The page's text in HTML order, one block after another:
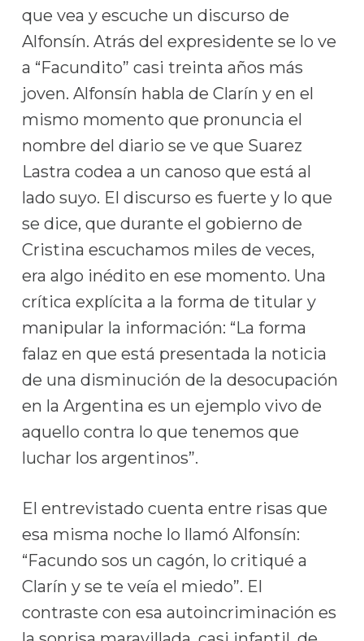
que vea y escuche un discurso de
Alfonsín. Atrás del expresidente se lo ve
a “Facundito” casi treinta años más
joven. Alfonsín habla de Clarín y en el
mismo momento que pronuncia el
nombre del diario se ve que Suarez
Lastra codea a un canoso que está al
lado suyo. El discurso es fuerte y lo que
se dice, que durante el gobierno de
Cristina escuchamos miles de veces,
era algo inédito en ese momento. Una
crítica explícita a la forma de titular y
manipular la información: “La forma
falaz en que está presentada la noticia
de una disminución de la desocupación
en la Argentina es un ejemplo vivo de
aquello contra lo que tenemos que
luchar los argentinos”.
El entrevistado cuenta entre risas que
esa misma noche lo llamó Alfonsín:
“Facundo sos un cagón, lo critiqué a
Clarín y se te veía el miedo”. El
contraste con esa autoincriminación es